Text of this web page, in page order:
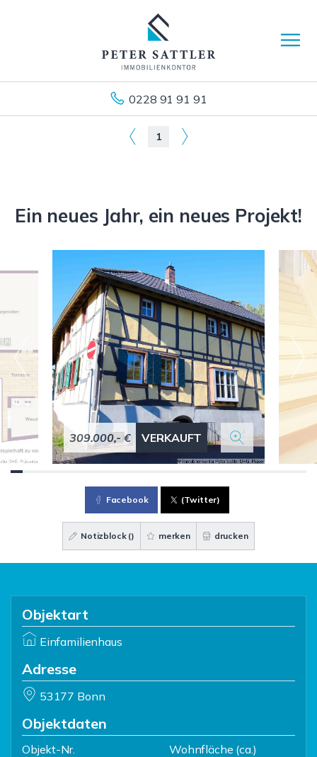
0228 91 91 91
1
Ein neues Jahr, ein neues Projekt!
309.000,- € VERKAUFT
Facebook (Twitter)
Notizblock () merken drucken
Objektart
Einfamilienhaus
Adresse
53177 Bonn
Objektdaten
Objekt-Nr.
Wohnfläche (ca.)